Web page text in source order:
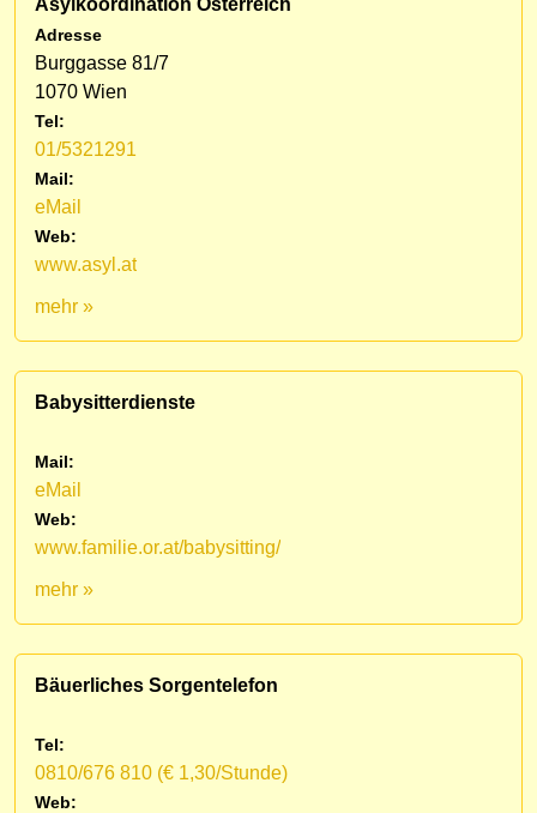
Asylkoordination Österreich
Adresse
Burggasse 81/7
1070 Wien
Tel:
01/5321291
Mail:
eMail
Web:
www.asyl.at
mehr »
Babysitterdienste
Mail:
eMail
Web:
www.familie.or.at/babysitting/
mehr »
Bäuerliches Sorgentelefon
Tel:
0810/676 810 (€ 1,30/Stunde)
Web: